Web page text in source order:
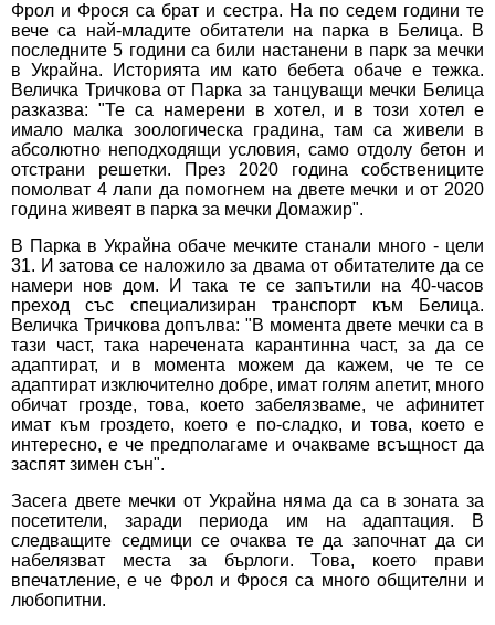
Фрол и Фрося са брат и сестра. На по седем години те
вече са най-младите обитатели на парка в Белица. В
последните 5 години са били настанени в парк за мечки
в Украйна. Историята им като бебета обаче е тежка.
Величка Тричкова от Парка за танцуващи мечки Белица
разказва: "Те са намерени в хотел, и в този хотел е
имало малка зоологическа градина, там са живели в
абсолютно неподходящи условия, само отдолу бетон и
отстрани решетки. През 2020 година собствениците
помолват 4 лапи да помогнем на двете мечки и от 2020
година живеят в парка за мечки Домажир".
В Парка в Украйна обаче мечките станали много - цели
31. И затова се наложило за двама от обитателите да се
намери нов дом. И така те се запътили на 40-часов
преход със специализиран транспорт към Белица.
Величка Тричкова допълва: "В момента двете мечки са в
тази част, така наречената карантинна част, за да се
адаптират, и в момента можем да кажем, че те се
адаптират изключително добре, имат голям апетит, много
обичат грозде, това, което забелязваме, че афинитет
имат към гроздето, което е по-сладко, и това, което е
интересно, е че предполагаме и очакваме всъщност да
заспят зимен сън".
Засега двете мечки от Украйна няма да са в зоната за
посетители, заради периода им на адаптация. В
следващите седмици се очаква те да започнат да си
набелязват места за бърлоги. Това, което прави
впечатление, е че Фрол и Фрося са много общителни и
любопитни.